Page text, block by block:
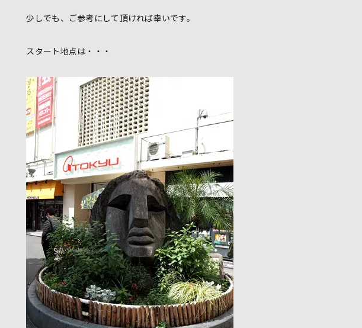
少しでも、ご参考にして頂ければ幸いです。
スタート地点は・・・